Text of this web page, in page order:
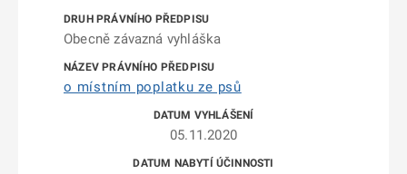
Obecně závazná vyhláška
o místním poplatku ze psů
05.11.2020